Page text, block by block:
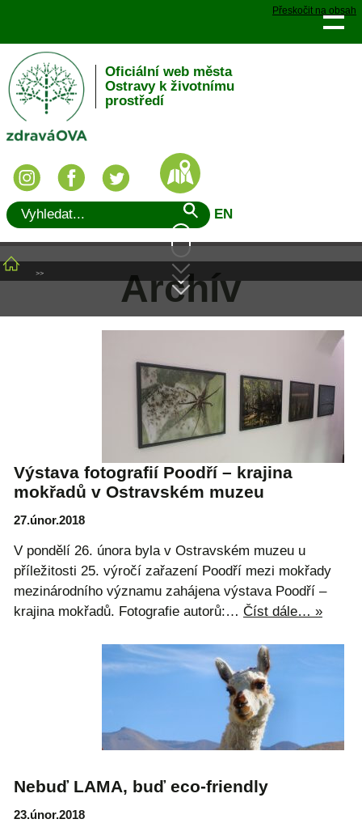
Přeskočit na obsah
Oficiální web města
Ostravy k životnímu
prostředí
EN
Archív
Výstava fotografií Poodří – krajina
mokřadů v Ostravském muzeu
27.únor.2018
V pondělí 26. února byla v Ostravském muzeu u
příležitosti 25. výročí zařazení Poodří mezi mokřady
mezinárodního významu zahájena výstava Poodří –
krajina mokřadů. Fotografie autorů:… Číst dále… »
Nebuď LAMA, buď eco-friendly
23.únor.2018